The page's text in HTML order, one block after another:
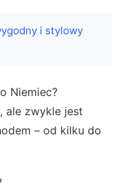
i stylowy
Niemiec?
ale zwykle jest
– od kilku do